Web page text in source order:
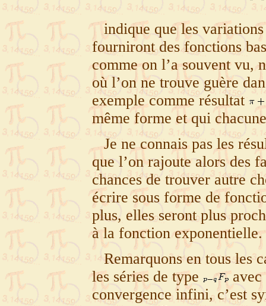
indique que les
fourniront des fonctions
comme on l’a souvent vu,
où l’on ne trouve guère
exemple comme résultat
même forme et qui
Je ne connais pas les
que l’on rajoute alors des
chances de trouver autre
écrire sous forme de
plus, elles seront plus
à la fonction exponentielle.
Remarquons en tous les
les séries de type
avec
convergence infini, c’est